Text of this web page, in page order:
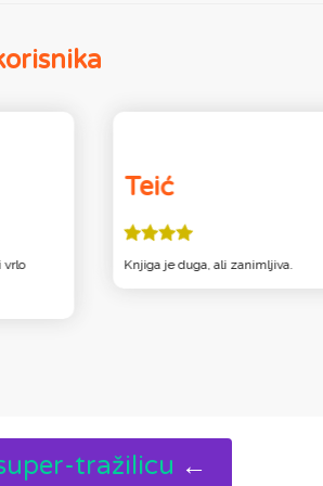
vrlo
Teić
Knjiga je duga, ali zanimljiva.
tražilicu ←